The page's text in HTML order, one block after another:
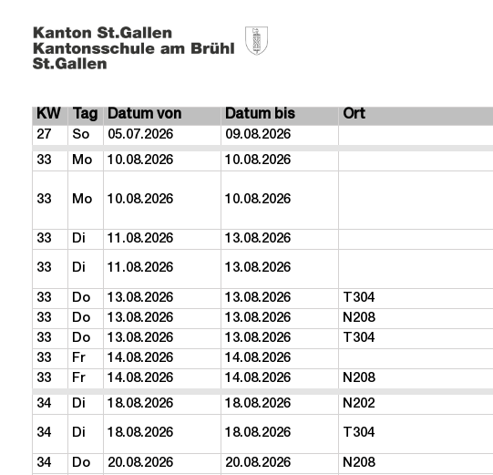
KW Tag Datum von Datum bis Ort
27 So 05.07.2026 09.08.2026
33
Mo 10.08.2026 10.08.2026
33 Mo 10.08.2026 10.08.2026
33
Di 11.08.2026 13.08.2026
33 Di 11.08.2026 13.08.2026
33 Do 13.08.2026 13.08.2026 T304
33
Do 13.08.2026 13.08.2026 N208
33
Do 13.08.2026 13.08.2026 T304
33
Fr 14.08.2026 14.08.2026
33
Fr 14.08.2026 14.08.2026 N208
34
Di 18.08.2026 18.08.2026 N202
34 Di 18.08.2026 18.08.2026 T304
34 Do 20.08.2026 20.08.2026 N208